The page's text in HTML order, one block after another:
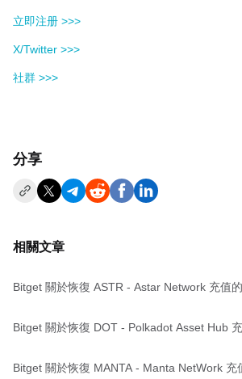
立即注册 >>>
X/Twitter >>>
社群 >>>
分享
相關文章
Bitget 關於恢復 ASTR - Astar Network 充值
Bitget 關於恢復 DOT - Polkadot Asset Hub
Bitget 關於恢復 MANTA - Manta NetWork 充